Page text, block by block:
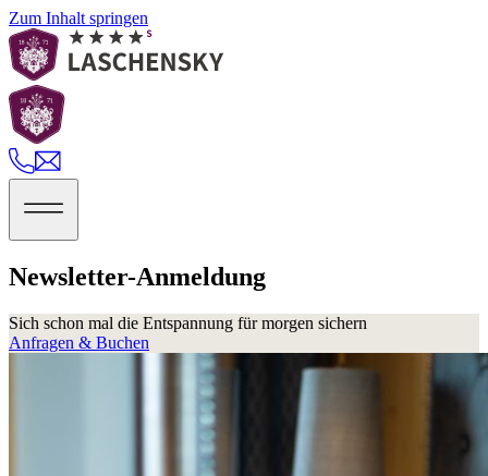
Zum Inhalt springen
Newsletter-Anmeldung
Sich schon mal die Entspannung für morgen sichern
Anfragen & Buchen